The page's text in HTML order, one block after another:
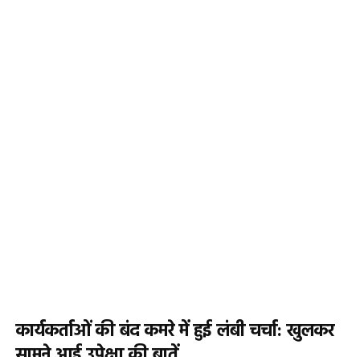
कार्यकर्ताओं की बंद कमरे में हुई लंबी चर्चा: खुलकर